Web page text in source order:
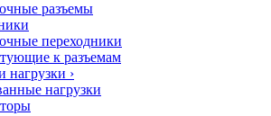
разъемы
переходники
к разъемам
нагрузки ›
нагрузки